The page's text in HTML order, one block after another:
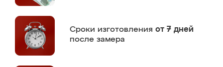
Сроки изготовления от 7 дней
после замера